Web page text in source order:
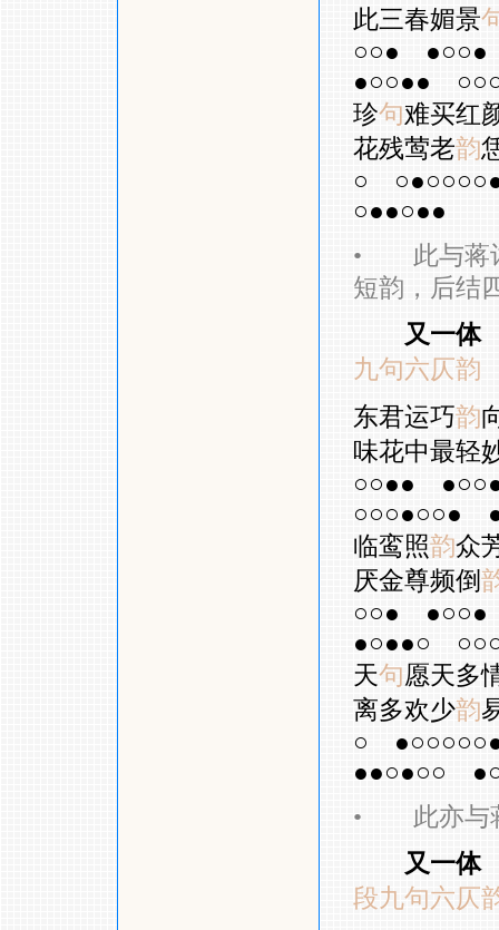
此三春媚景
○○●
●○○●
●○○●●
珍句难买红
花残莺老韵
○
○●●○●●
• 此与蒋词
短韵，后结
又一体
九句六仄韵
东君运巧韵
味花中最轻
○○●●
○○○●○○●
临鸾照韵众
厌金尊频倒
○○●
●○○●
●○●●○
天句愿天多
离多欢少韵
○
●●○●○○
• 此亦与蒋
又一体
段九句六仄